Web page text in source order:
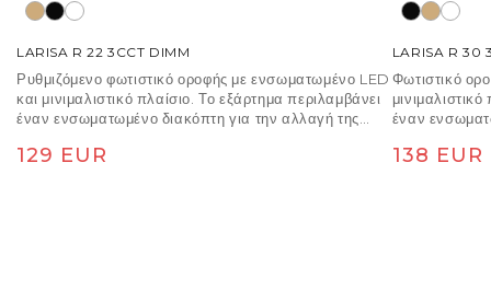
LARISA R 22 3CCT DIMM
Ρυθμιζόμενο φωτιστικό οροφής με ενσωματωμένο LED
και μινιμαλιστικό πλαίσιο. Το εξάρτημα περιλαμβάνει
έναν ενσωματωμένο διακόπτη για την αλλαγή της
6500K). TRIAC θόλωμα.
Κανονική τιμή
129 EUR
LARISA R 30
Φωτιστικό
έναν
6500K).
Κανονική
138 EUR